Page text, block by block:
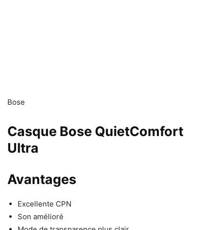
Bose
Casque Bose QuietComfort
Ultra
Avantages
Excellente CPN
Son amélioré